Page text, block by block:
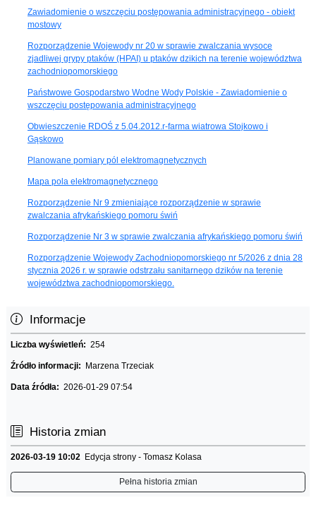
Zawiadomienie o wszczęciu postępowania administracyjnego - obiekt
mostowy
Rozporządzenie Wojewody nr 20 w sprawie zwalczania wysoce
zjadliwej grypy ptaków (HPAI) u ptaków dzikich na terenie województwa
zachodniopomorskiego
Państwowe Gospodarstwo Wodne Wody Polskie - Zawiadomienie o
wszczęciu postępowania administracyjnego
Obwieszczenie RDOŚ z 5.04.2012.r-farma wiatrowa Stojkowo i
Gąskowo
Planowane pomiary pól elektromagnetycznych
Mapa pola elektromagnetycznego
Rozporządzenie Nr 9 zmieniające rozporządzenie w sprawie
zwalczania afrykańskiego pomoru świń
Rozporządzenie Nr 3 w sprawie zwalczania afrykańskiego pomoru świń
Rozporządzenie Wojewody Zachodniopomorskiego nr 5/2026 z dnia 28
stycznia 2026 r. w sprawie odstrzału sanitarnego dzików na terenie
województwa zachodniopomorskiego.
Informacje
Liczba wyświetleń: 254
Źródło informacji: Marzena Trzeciak
Data źródła: 2026-01-29 07:54
Historia zmian
2026-03-19 10:02 Edycja strony - Tomasz Kolasa
Pełna historia zmian